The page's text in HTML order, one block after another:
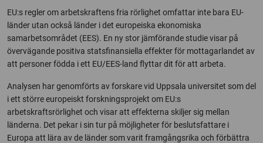
EU:s regler om arbetskraftens fria rörlighet omfattar inte bara EU-
länder utan också länder i det europeiska ekonomiska
samarbetsområdet (EES). En ny stor jämförande studie visar på
övervägande positiva statsfinansiella effekter för mottagarlandet av
att personer födda i ett EU/EES-land flyttar dit för att arbeta.
Analysen har genomförts av forskare vid Uppsala universitet som del
i ett större europeiskt forskningsprojekt om EU:s
arbetskraftsrörlighet och visar att effekterna skiljer sig mellan
länderna. Det pekar i sin tur på möjligheter för beslutsfattare i
Europa att lära av de länder som varit framgångsrika och förbättra